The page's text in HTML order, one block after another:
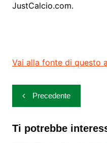
JustCalcio.com.
Vai alla fonte di questo
Navigazione
articoli
Precedente
Ti potrebbe